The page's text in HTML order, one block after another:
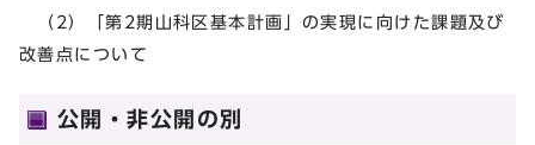
（2）「第2期山科区基本計画」の実現に向けた課題及び
改善点について
公開・非公開の別